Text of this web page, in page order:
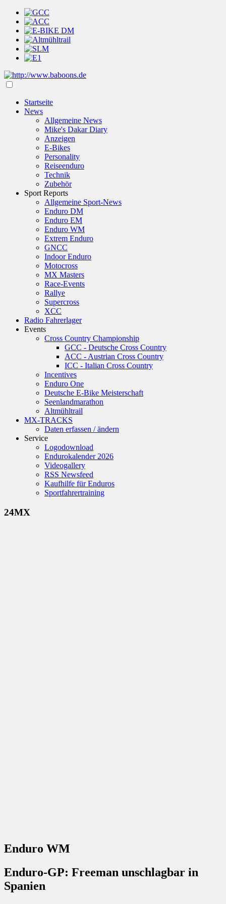
Startseite
News
Allgemeine News
Mike's Dakar Diary
Anzeigen
E-Bikes
Personality
Reiseenduro
Technik
Zubehör
Sport Reports
Allgemeine Sport-News
Enduro DM
Enduro EM
Enduro WM
Extrem Enduro
GNCC
Indoor Enduro
Motocross
MX Masters
Race-Events
Rallye
Supercross
XCC
Radio Fahrerlager
Events
Cross Country Championship
GCC - Deutsche Cross Country
ACC - Austrian Cross Country
ICC - Italian Cross Country
Incentives
Enduro One
Deutsche E-Bike Meisterschaft
Seenlandmarathon
Altmühltrail
MX-TRACKS
Daten erfassen / ändern
Service
Logodownload
Endurokalender 2026
Videogallery
RSS Newsfeed
Kaufhilfe für Enduros
Sportfahrertraining
24MX
Enduro WM
Enduro-GP: Freeman unschlagbar in
Spanien